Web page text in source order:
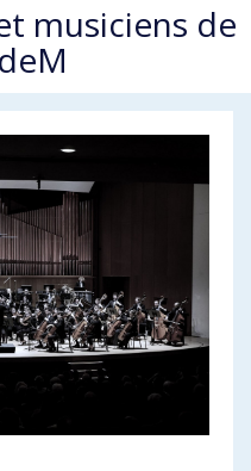
musiciens de